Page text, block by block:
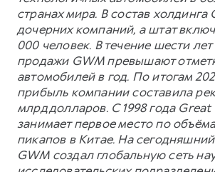
странах мира. В состав холдинга
дочерних компаний, а штат
000 человек. В течение шести
продажи GWM превышают
автомобилей в год. По итогам
прибыль компании составила
млрд долларов. С 1998 года
занимает первое место по
пикапов в Китае. На
GWM создал глобальную сеть